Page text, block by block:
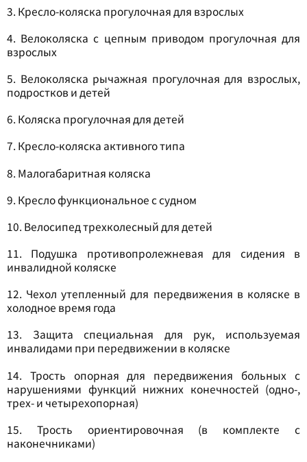
3. Кресло-коляска прогулочная для взрослых
4. Велоколяска с цепным приводом прогулочная для
взрослых
5. Велоколяска рычажная прогулочная для взрослых,
подростков и детей
6. Коляска прогулочная для детей
7. Кресло-коляска активного типа
8. Малогабаритная коляска
9. Кресло функциональное с судном
10. Велосипед трехколесный для детей
11. Подушка противопролежневая для сидения в
инвалидной коляске
12. Чехол утепленный для передвижения в коляске в
холодное время года
13. Защита специальная для рук, используемая
инвалидами при передвижении в коляске
14. Трость опорная для передвижения больных с
нарушениями функций нижних конечностей (одно-,
трех- и четырехопорная)
15. Трость ориентировочная (в комплекте с
наконечниками)